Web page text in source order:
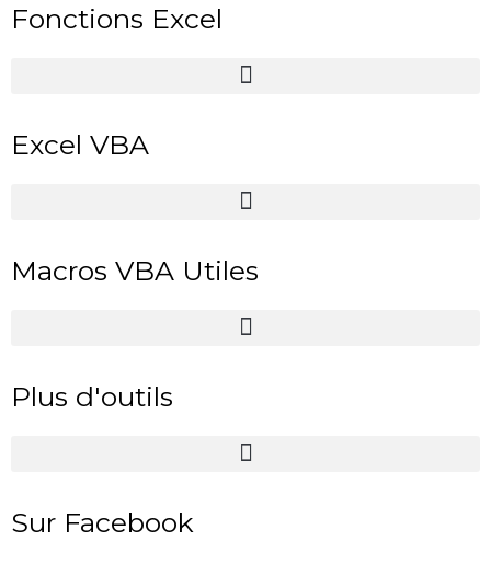
Fonctions Excel
Excel VBA
Macros VBA Utiles
Plus d'outils
Sur Facebook